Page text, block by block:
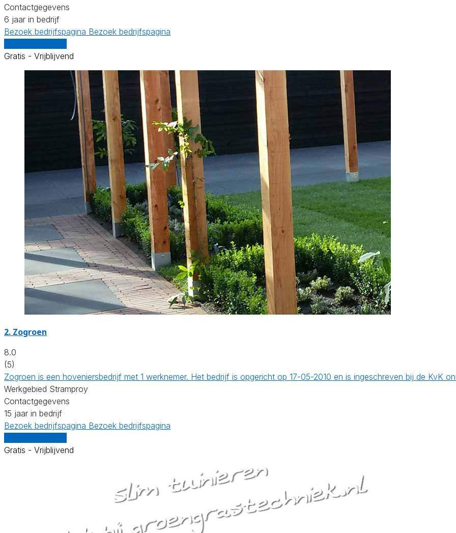
Contactgegevens
6 jaar in bedrijf
Bezoek bedrijfspagina Bezoek bedrijfspagina
Gratis - Vrijblijvend
2. Zogroen
8.0
(5)
Zogroen is een hoveniersbedrijf met 1 werknemer. Het bedrijf is opgericht op 17-05-2010 en is ingeschreven bij de KvK
Werkgebied Stramproy
Contactgegevens
15 jaar in bedrijf
Bezoek bedrijfspagina Bezoek bedrijfspagina
Gratis - Vrijblijvend